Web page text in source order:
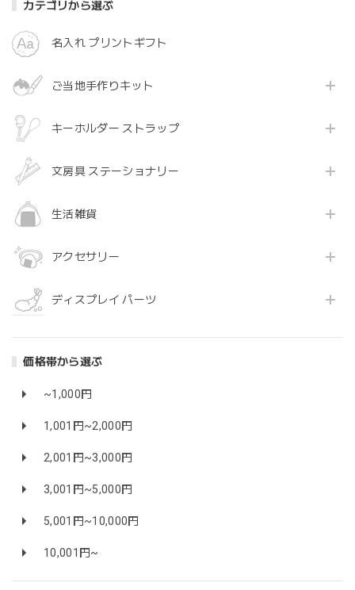
カテゴリから選ぶ
名入れ プリントギフト
ご当地手作りキット
キーホルダー ストラップ
文房具 ステーショナリー
生活雑貨
アクセサリー
ディスプレイ パーツ
価格帯から選ぶ
~1,000円
1,001円~2,000円
2,001円~3,000円
3,001円~5,000円
5,001円~10,000円
10,001円~